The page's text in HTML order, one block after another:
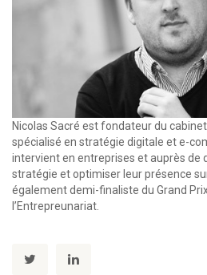
Nicolas Sacré est fondateur du
spécialisé en stratégie digitale et e-
intervient en entreprises et auprès de
stratégie et optimiser leur présence
également demi-finaliste du Grand
l’Entrepreunariat.